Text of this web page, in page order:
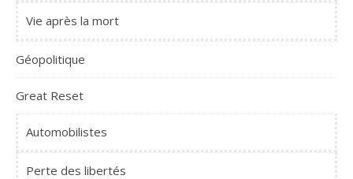
Vie après la mort
Géopolitique
Great Reset
Automobilistes
Perte des libertés